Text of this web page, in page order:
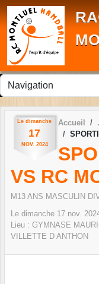
Le dimanche
17
NOV. 2024
Accueil
VS RC
M13 ANS MASCULIN
Le dimanche 17 nov.
Lieu : GYMNASE
VILLETTE D ANTHON
Panneau de gestion